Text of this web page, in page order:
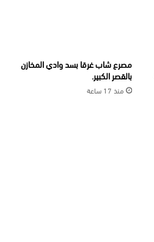
مصرع شاب غرقا بسد وادي المخازن
بالقصر الكبير.
منذ 17 ساعة